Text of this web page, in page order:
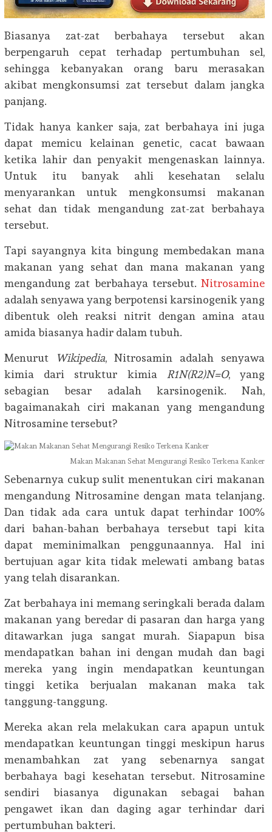
Biasanya zat-zat berbahaya tersebut akan
berpengaruh cepat terhadap pertumbuhan sel,
sehingga kebanyakan orang baru merasakan
akibat mengkonsumsi zat tersebut dalam jangka
panjang.
Tidak hanya kanker saja, zat berbahaya ini juga
dapat memicu kelainan genetic, cacat bawaan
ketika lahir dan penyakit mengenaskan lainnya.
Untuk itu banyak ahli kesehatan selalu
menyarankan untuk mengkonsumsi makanan
sehat dan tidak mengandung zat-zat berbahaya
tersebut.
Tapi sayangnya kita bingung membedakan mana
makanan yang sehat dan mana makanan yang
mengandung zat berbahaya tersebut. Nitrosamine
adalah senyawa yang berpotensi karsinogenik yang
dibentuk oleh reaksi nitrit dengan amina atau
amida biasanya hadir dalam tubuh.
Menurut
Wikipedia, Nitrosamin adalah senyawa
kimia dari struktur kimia
R1N(R2)N=O, yang
sebagian besar adalah karsinogenik. Nah,
bagaimanakah ciri makanan yang mengandung
Nitrosamine tersebut?
Makan Makanan Sehat Mengurangi Resiko Terkena Kanker
Sebenarnya cukup sulit menentukan ciri makanan
mengandung Nitrosamine dengan mata telanjang.
Dan tidak ada cara untuk dapat terhindar 100%
dari bahan-bahan berbahaya tersebut tapi kita
dapat meminimalkan penggunaannya. Hal ini
bertujuan agar kita tidak melewati ambang batas
yang telah disarankan.
Zat berbahaya ini memang seringkali berada dalam
makanan yang beredar di pasaran dan harga yang
ditawarkan juga sangat murah. Siapapun bisa
mendapatkan bahan ini dengan mudah dan bagi
mereka yang ingin mendapatkan keuntungan
tinggi ketika berjualan makanan maka tak
tanggung-tanggung.
Mereka akan rela melakukan cara apapun untuk
mendapatkan keuntungan tinggi meskipun harus
menambahkan zat yang sebenarnya sangat
berbahaya bagi kesehatan tersebut. Nitrosamine
sendiri biasanya digunakan sebagai bahan
pengawet ikan dan daging agar terhindar dari
pertumbuhan bakteri.